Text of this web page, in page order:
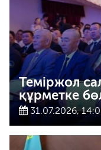
Теміржол
құрметке
31.07.2026,